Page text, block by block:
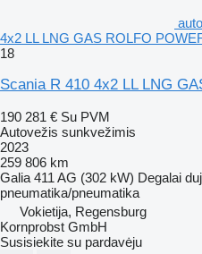
4x2 LL LNG GAS ROLFO
18
Scania R 410 4x2 LL LNG
190 281 € Su PVM
Autovežis sunkvežimis
2023
259 806 km
Galia 411 AG (302 kW) Degalai
pneumatika/pneumatika
Vokietija, Regensburg
Kornprobst GmbH
Susisiekite su pardavėju